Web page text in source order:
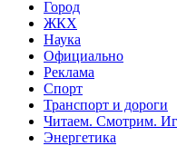
Город
ЖКХ
Наука
Официально
Реклама
Спорт
Транспорт и дороги
Читаем. Смотрим.
Энергетика